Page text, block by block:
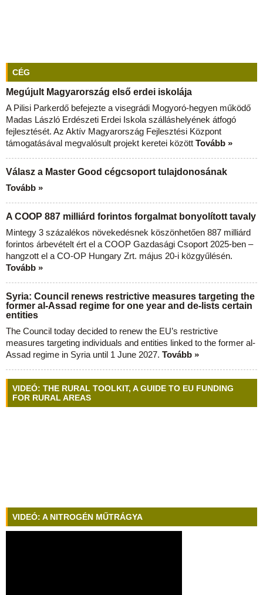
CÉG
Megújult Magyarország első erdei iskolája
A Pilisi Parkerdő befejezte a visegrádi Mogyoró-hegyen működő
Madas László Erdészeti Erdei Iskola szálláshelyének átfogó
fejlesztését. Az Aktív Magyarország Fejlesztési Központ
támogatásával megvalósult projekt keretei között Tovább »
Válasz a Master Good cégcsoport tulajdonosának
Tovább »
A COOP 887 milliárd forintos forgalmat bonyolított tavaly
Mintegy 3 százalékos növekedésnek köszönhetően 887 milliárd
forintos árbevételt ért el a COOP Gazdasági Csoport 2025-ben –
hangzott el a CO-OP Hungary Zrt. május 20-i közgyűlésén.
Tovább »
Syria: Council renews restrictive measures targeting the
former al-Assad regime for one year and de-lists certain
entities
The Council today decided to renew the EU’s restrictive
measures targeting individuals and entities linked to the former al-
Assad regime in Syria until 1 June 2027. Tovább »
VIDEÓ: THE RURAL TOOLKIT, A GUIDE TO EU FUNDING
FOR RURAL AREAS
VIDEÓ: A NITROGÉN MŰTRÁGYA